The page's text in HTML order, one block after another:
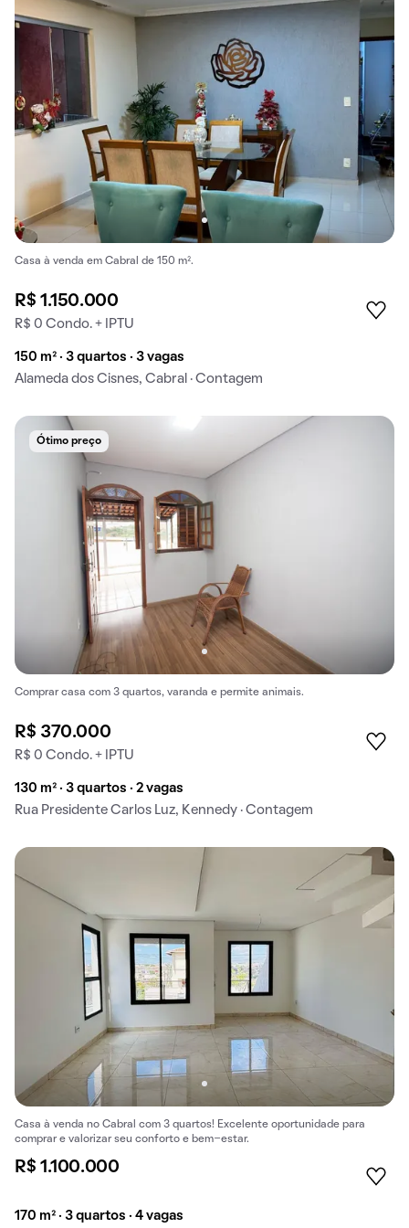
Casa à venda em Cabral de 150 m².
R$ 1.150.000
R$ 0 Condo. + IPTU
150 m² · 3 quartos · 3 vagas
Alameda dos Cisnes, Cabral · Contagem
Ótimo preço
Comprar casa com 3 quartos, varanda e permite animais.
R$ 370.000
R$ 0 Condo. + IPTU
130 m² · 3 quartos · 2 vagas
Rua Presidente Carlos Luz, Kennedy · Contagem
Casa à venda no Cabral com 3 quartos! Excelente oportunidade para
comprar e valorizar seu conforto e bem-estar.
R$ 1.100.000
170 m² · 3 quartos · 4 vagas